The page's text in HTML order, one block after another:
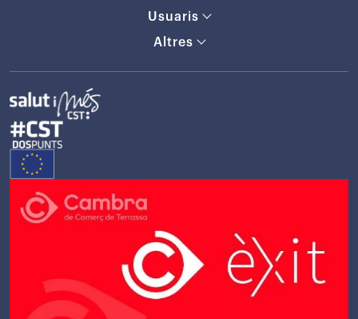
Usuaris
Altres